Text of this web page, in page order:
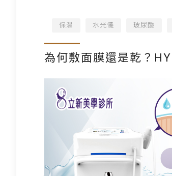
保濕 水光儀 玻尿酸
為何敷面膜還是乾？